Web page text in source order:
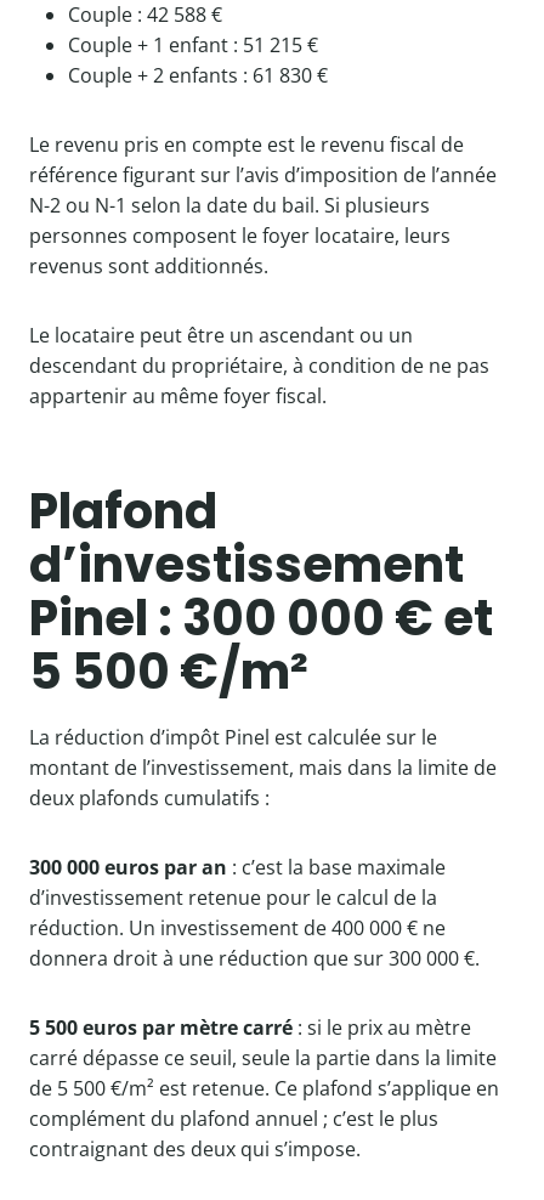
Couple : 42 588 €
Couple + 1 enfant : 51 215 €
Couple + 2 enfants : 61 830 €
Le revenu pris en compte est le revenu fiscal de
référence figurant sur l’avis d’imposition de l’année
N-2 ou N-1 selon la date du bail. Si plusieurs
personnes composent le foyer locataire, leurs
revenus sont additionnés.
Le locataire peut être un ascendant ou un
descendant du propriétaire, à condition de ne pas
appartenir au même foyer fiscal.
Plafond
d’investissement
Pinel : 300 000 € et
5 500 €/m²
La réduction d’impôt Pinel est calculée sur le
montant de l’investissement, mais dans la limite de
deux plafonds cumulatifs :
300 000 euros par an : c’est la base maximale
d’investissement retenue pour le calcul de la
réduction. Un investissement de 400 000 € ne
donnera droit à une réduction que sur 300 000 €.
5 500 euros par mètre carré : si le prix au mètre
carré dépasse ce seuil, seule la partie dans la limite
de 5 500 €/m² est retenue. Ce plafond s’applique en
complément du plafond annuel ; c’est le plus
contraignant des deux qui s’impose.